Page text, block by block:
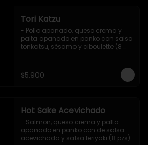
Tori Katzu
- Pollo apanado, queso crema y
palta apanado en panko con salsa
tonkatsu, sésamo y ciboulette (8
$5.900
Hot Sake Acevichado
- Salmon, queso crema y palta
apanado en panko con de salsa
acevichada y salsa teriyaki (8 pzs).